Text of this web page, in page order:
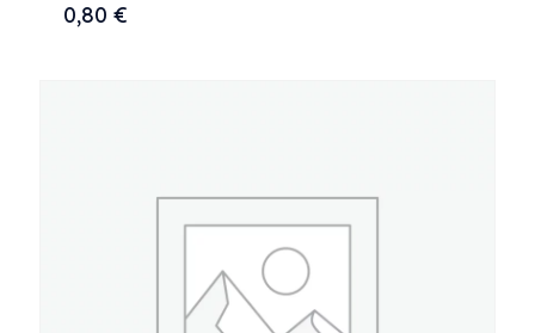
0,80 €